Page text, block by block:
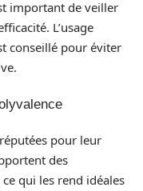
important de veiller
L’usage
conseillé pour éviter
pour leur
des
qui les rend idéales